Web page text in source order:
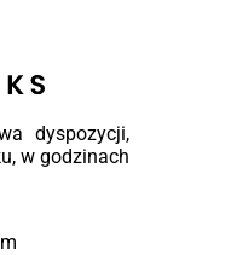
dyspozycji,
w godzinach